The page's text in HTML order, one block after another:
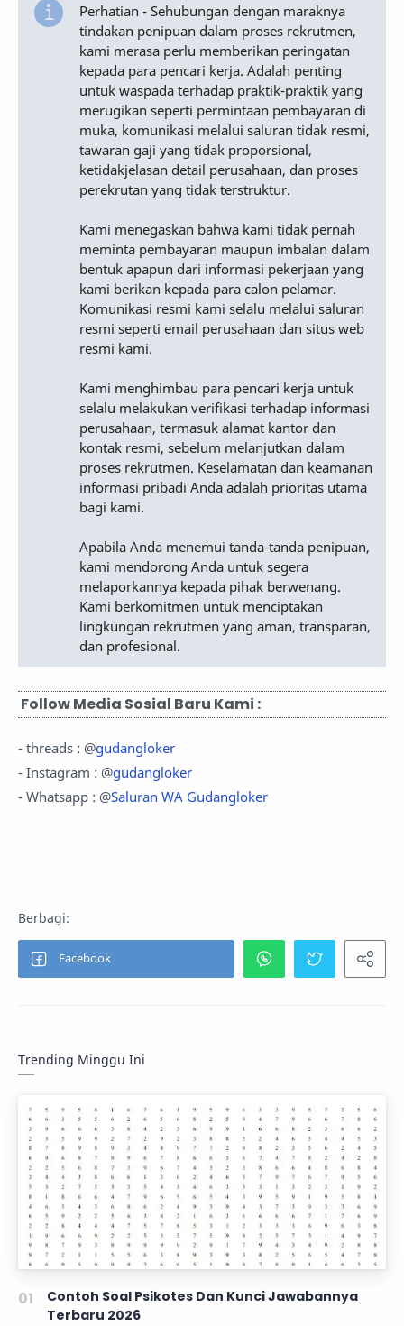
Perhatian - Sehubungan dengan maraknya
tindakan penipuan dalam proses rekrutmen,
kami merasa perlu memberikan peringatan
kepada para pencari kerja. Adalah penting
untuk waspada terhadap praktik-praktik yang
merugikan seperti permintaan pembayaran di
muka, komunikasi melalui saluran tidak resmi,
tawaran gaji yang tidak proporsional,
ketidakjelasan detail perusahaan, dan proses
perekrutan yang tidak terstruktur.
Kami menegaskan bahwa kami tidak pernah
meminta pembayaran maupun imbalan dalam
bentuk apapun dari informasi pekerjaan yang
kami berikan kepada para calon pelamar.
Komunikasi resmi kami selalu melalui saluran
resmi seperti email perusahaan dan situs web
resmi kami.
Kami menghimbau para pencari kerja untuk
selalu melakukan verifikasi terhadap informasi
perusahaan, termasuk alamat kantor dan
kontak resmi, sebelum melanjutkan dalam
proses rekrutmen. Keselamatan dan keamanan
informasi pribadi Anda adalah prioritas utama
bagi kami.
Apabila Anda menemui tanda-tanda penipuan,
kami mendorong Anda untuk segera
melaporkannya kepada pihak berwenang.
Kami berkomitmen untuk menciptakan
lingkungan rekrutmen yang aman, transparan,
dan profesional.
Follow Media Sosial Baru Kami :
- threads : @gudangloker
- Instagram : @gudangloker
- Whatsapp : @Saluran WA Gudangloker
Trending Minggu Ini
Contoh Soal Psikotes Dan Kunci Jawabannya
Terbaru 2026